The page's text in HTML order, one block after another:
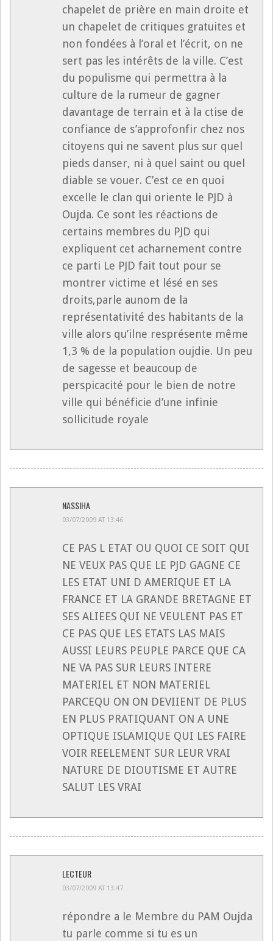
chapelet de prière en main droite et
un chapelet de critiques gratuites et
non fondées à l’oral et l’écrit, on ne
sert pas les intérêts de la ville. C’est
du populisme qui permettra à la
culture de la rumeur de gagner
davantage de terrain et à la ctise de
confiance de s’approfonfir chez nos
citoyens qui ne savent plus sur quel
pieds danser, ni à quel saint ou quel
diable se vouer. C’est ce en quoi
excelle le clan qui oriente le PJD à
Oujda. Ce sont les réactions de
certains membres du PJD qui
expliquent cet acharnement contre
ce parti Le PJD fait tout pour se
montrer victime et lésé en ses
droits,parle aunom de la
représentativité des habitants de la
ville alors qu’ilne resprésente même
1,3 % de la population oujdie. Un peu
de sagesse et beaucoup de
perspicacité pour le bien de notre
ville qui bénéficie d’une infinie
sollicitude royale
NASSIHA
03/07/2009 AT 13:46
CE PAS L ETAT OU QUOI CE SOIT QUI
NE VEUX PAS QUE LE PJD GAGNE CE
LES ETAT UNI D AMERIQUE ET LA
FRANCE ET LA GRANDE BRETAGNE ET
SES ALIEES QUI NE VEULENT PAS ET
CE PAS QUE LES ETATS LAS MAIS
AUSSI LEURS PEUPLE PARCE QUE CA
NE VA PAS SUR LEURS INTERE
MATERIEL ET NON MATERIEL
PARCEQU ON ON DEVIIENT DE PLUS
EN PLUS PRATIQUANT ON A UNE
OPTIQUE ISLAMIQUE QUI LES FAIRE
VOIR REELEMENT SUR LEUR VRAI
NATURE DE DIOUTISME ET AUTRE
SALUT LES VRAI
LECTEUR
03/07/2009 AT 13:47
répondre a le Membre du PAM Oujda
tu parle comme si tu es un